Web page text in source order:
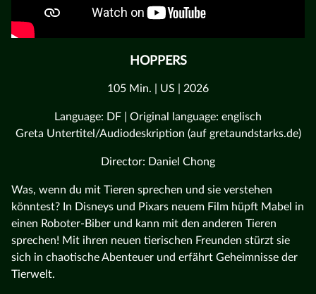
HOPPERS
105 Min. | US | 2026
Language: DF | Original language: englisch
Greta Untertitel/Audiodeskription (auf gretaundstarks.de)
Director: Daniel Chong
Was, wenn du mit Tieren sprechen und sie verstehen
könntest? In Disneys und Pixars neuem Film hüpft Mabel in
einen Roboter-Biber und kann mit den anderen Tieren
sprechen! Mit ihren neuen tierischen Freunden stürzt sie
sich in chaotische Abenteuer und erfährt Geheimnisse der
Tierwelt.